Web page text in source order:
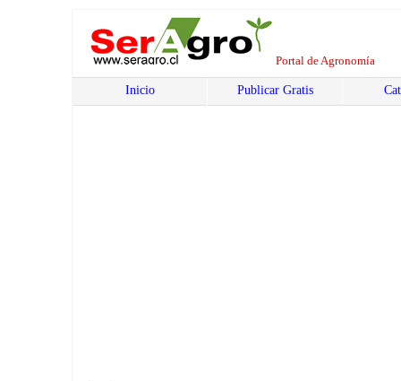
Portal de Agronomía
Inicio Publicar Gratis